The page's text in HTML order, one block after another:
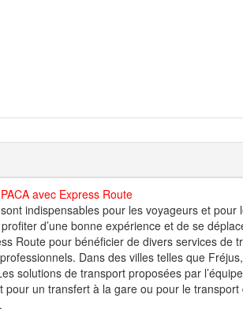
avec Express Route
indispensables pour les voyageurs et
d’une bonne expérience et de se
Route pour bénéficier de divers services
Dans des villes telles que
solutions de transport proposées par
pour un transfert à la gare ou pour le